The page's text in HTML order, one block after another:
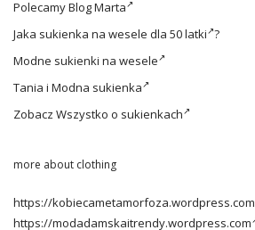
PolecamyBlog Marta
Jaka sukienka na wesele dla 50 latki ?
Modne sukienki na wesele
Tania i Modna sukienka
Zobacz Wszystko o sukienkach
more about clothing
https://kobiecametamorfoza.wordpress.com
https://modadamskaitrendy.wordpress.com